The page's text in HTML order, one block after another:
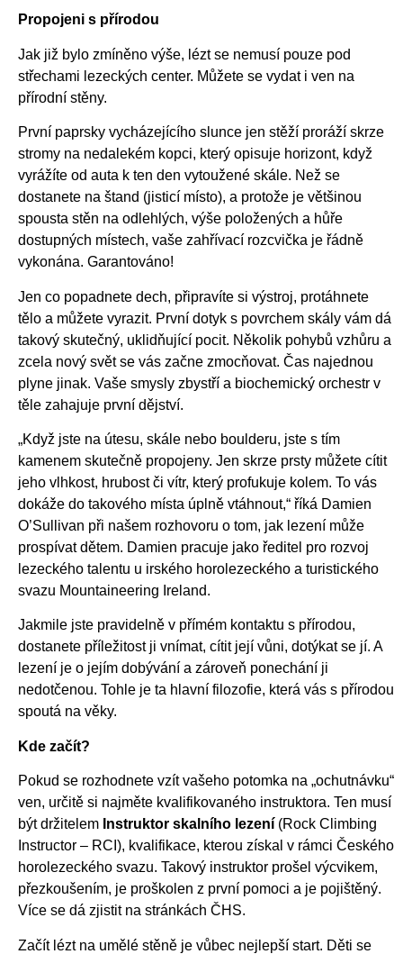
Propojeni s přírodou
Jak již bylo zmíněno výše, lézt se nemusí pouze pod
střechami lezeckých center. Můžete se vydat i ven na
přírodní stěny.
První paprsky vycházejícího slunce jen stěží proráží skrze
stromy na nedalekém kopci, který opisuje horizont, když
vyrážíte od auta k ten den vytoužené skále. Než se
dostanete na štand (jisticí místo), a protože je většinou
spousta stěn na odlehlých, výše položených a hůře
dostupných místech, vaše zahřívací rozcvička je řádně
vykonána. Garantováno!
Jen co popadnete dech, připravíte si výstroj, protáhnete
tělo a můžete vyrazit. První dotyk s povrchem skály vám dá
takový skutečný, uklidňující pocit. Několik pohybů vzhůru a
zcela nový svět se vás začne zmocňovat. Čas najednou
plyne jinak. Vaše smysly zbystří a biochemický orchestr v
těle zahajuje první dějství.
„Když jste na útesu, skále nebo boulderu, jste s tím
kamenem skutečně propojeny. Jen skrze prsty můžete cítit
jeho vlhkost, hrubost či vítr, který profukuje kolem. To vás
dokáže do takového místa úplně vtáhnout,“ říká Damien
O’Sullivan při našem rozhovoru o tom, jak lezení může
prospívat dětem. Damien pracuje jako ředitel pro rozvoj
lezeckého talentu u irského horolezeckého a turistického
svazu Mountaineering Ireland.
Jakmile jste pravidelně v přímém kontaktu s přírodou,
dostanete příležitost ji vnímat, cítit její vůni, dotýkat se jí. A
lezení je o jejím dobývání a zároveň ponechání ji
nedotčenou. Tohle je ta hlavní filozofie, která vás s přírodou
spoutá na věky.
Kde začít?
Pokud se rozhodnete vzít vašeho potomka na „ochutnávku“
ven, určitě si najměte kvalifikovaného instruktora. Ten musí
být držitelem Instruktor skalního lezení (Rock Climbing
Instructor – RCI), kvalifikace, kterou získal v rámci Českého
horolezeckého svazu. Takový instruktor prošel výcvikem,
přezkoušením, je proškolen z první pomoci a je pojištěný.
Více se dá zjistit na stránkách ČHS.
Začít lézt na umělé stěně je vůbec nejlepší start. Děti se